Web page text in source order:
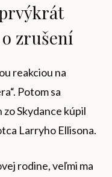
zrušení
reakciou na
Potom sa
Skydance kúpil
Larryho Ellisona.
rodine, veľmi ma